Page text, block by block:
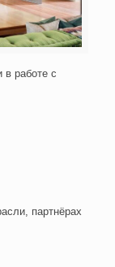
работе с
партнёрах